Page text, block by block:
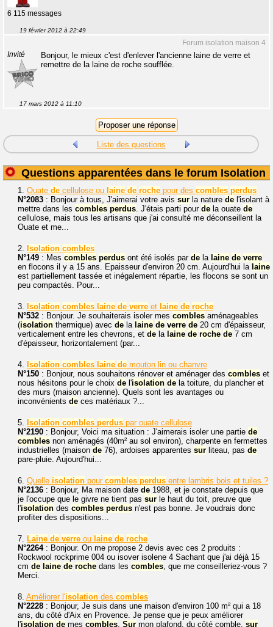
6 115 messages
19 février 2012 à 22:49
Forum isolation maison 4
Invité
Bonjour, le mieux c'est d'enlever l'ancienne laine de verre et
remettre de la laine de roche soufflée.
17 mars 2012 à 11:10
Liste des questions
Questions apparentées dans le forum Isolation
1. Ouate de cellulose ou laine de roche pour des combles perdus
N°2083 : Bonjour à tous, J'aimerai votre avis sur la nature de l'isolant à
mettre dans les combles perdus. J'étais parti pour de la ouate de
cellulose, mais tous les artisans que j'ai consulté me déconseillent la
Ouate et me...
2. Isolation combles
N°149 : Mes combles perdus ont été isolés par de la laine de verre
en flocons il y a 15 ans. Epaisseur d'environ 20 cm. Aujourd'hui la laine
est partiellement tassée et inégalement répartie, les flocons se sont un
peu compactés. Pour...
3. Isolation combles laine de verre et laine de roche
N°532 : Bonjour. Je souhaiterais isoler mes combles aménageables
(isolation thermique) avec de la laine de verre de 20 cm d'épaisseur,
verticalement entre les chevrons, et de la laine de roche de 7 cm
d'épaisseur, horizontalement (par...
4. Isolation combles laine de mouton lin ou chanvre
N°150 : Bonjour, nous souhaitons rénover et aménager des combles et
nous hésitons pour le choix de l'isolation de la toiture, du plancher et
des murs (maison ancienne). Quels sont les avantages ou
inconvénients de ces matériaux ?...
5. Isolation combles perdus par ouate cellulose
N°2190 : Bonjour, Voici ma situation : J'aimerais isoler une partie de
combles non aménagés (40m² au sol environ), charpente en fermettes
industrielles (maison de 76), ardoises apparentes sur liteau, pas de
pare-pluie. Aujourd'hui...
6. Quelle isolation pour combles perdus entre lambris bois et tuiles ?
N°2136 : Bonjour, Ma maison date de 1988, et je constate depuis que
je l'occupe que le givre ne tient pas sur le haut du toit, preuve que
l'isolation des combles perdus n'est pas bonne. Je voudrais donc
profiter des dispositions...
7. Laine de verre ou laine de roche
N°2264: Bonjour. On me propose 2 devis avec ces 2 produits :
Rockwool rockprime 004 ou isover isolene 4 Sachant que j'ai déjà 15
cm de laine de roche dans les combles, que me conseilleriez-vous ?
Merci.
8. Améliorer l'isolation des combles
N°2228 : Bonjour, Je suis dans une maison d'environ 100 m² qui a 18
ans, du côté d'Aix en Provence. Je pense que je peux améliorer
l'isolation de mes combles. Sur mon plafond, du côté comble, sur